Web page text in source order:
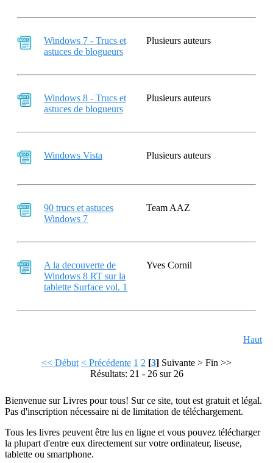
Windows 7 - Trucs et
astuces de blogueurs
Plusieurs auteurs
Windows 8 - Trucs et
astuces de blogueurs
Plusieurs auteurs
Windows Vista Plusieurs auteurs
90 trucs et astuces
Windows 7
Team AAZ
A la decouverte de
Windows 8 RT sur la
tablette Surface vol. 1
Yves Cornil
Haut
<< Début < Précédente 1 2 [3] Suivante > Fin >>
Résultats: 21 - 26 sur 26
Bienvenue sur Livres pour tous! Sur ce site, tout est gratuit et légal.
Pas d'inscription nécessaire ni de limitation de téléchargement.
Tous les livres peuvent être lus en ligne et vous pouvez télécharger
la plupart d'entre eux directement sur votre ordinateur, liseuse,
tablette ou smartphone.